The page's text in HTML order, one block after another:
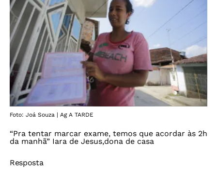
Foto: Joá Souza | Ag A TARDE
“Pra tentar marcar exame, temos que acordar às 2h
da manhã” Iara de Jesus,dona de casa
Resposta